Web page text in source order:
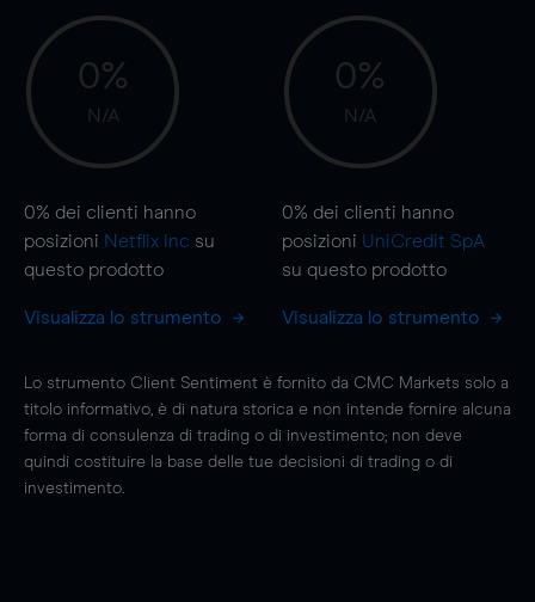
0%
N/A
0% dei clienti hanno
posizioni Netflix Inc su
questo prodotto
Visualizza lo strumento
0%
N/A
0% dei clienti hanno
posizioni UniCredit SpA
su questo prodotto
Visualizza lo strumento
Lo strumento Client Sentiment è fornito da CMC Markets solo a
titolo informativo, è di natura storica e non intende fornire alcuna
forma di consulenza di trading o di investimento; non deve
quindi costituire la base delle tue decisioni di trading o di
investimento.